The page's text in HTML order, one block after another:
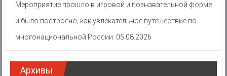
Мероприятие прошло в игровой и познавательной форме
и было построено, как увлекательное путешествие по
многонациональной России. 05.08.2026
Архивы